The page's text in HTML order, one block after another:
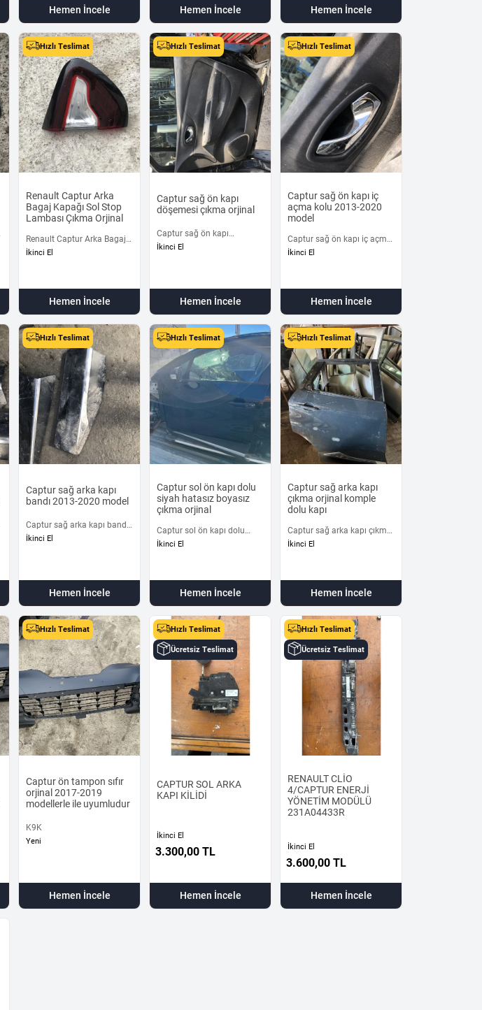
Hemen İncele Hemen İncele Hemen İncele
Hızlı Teslimat
Renault Captur Arka
Bagaj Kapağı Sol Stop
Lambası Çıkma Orjinal
Renault Captur Arka Bagaj
Kapağı Sol Stop Lambası
İkinci El
Hemen İncele
Hızlı Teslimat
Captur sağ ön kapı
döşemesi çıkma orjinal
Captur sağ ön kapı
döşemesi çıkma orjinal
İkinci El
Hemen İncele
Hızlı Teslimat
Captur sağ ön kapı iç
açma kolu 2013-2020
model
Captur sağ ön kapı iç açma
kolu 2013-2020 model
İkinci El
Hemen İncele
Hızlı Teslimat
Captur sağ arka kapı
bandı 2013-2020 model
Captur sağ arka kapı bandı
2013-2020 model
İkinci El
Hemen İncele
Hızlı Teslimat
Captur sol ön kapı dolu
siyah hatasız boyasız
çıkma orjinal
Captur sol ön kapı dolu
siyah hatasız boyasız çıkma
İkinci El
Hemen İncele
Hızlı Teslimat
Captur sağ arka kapı
çıkma orjinal komple
dolu kapı
Captur sağ arka kapı çıkma
orjinal komple dolu kapı
İkinci El
Hemen İncele
Hızlı Teslimat
Captur ön tampon sıfır
orjinal 2017-2019
modellerle ile uyumludur
K9K
Yeni
Hemen İncele
Hızlı Teslimat
Ücretsiz Teslimat
CAPTUR SOL ARKA
KAPI KİLİDİ
İkinci El
3.300,00 TL
Hemen İncele
Hızlı Teslimat
Ücretsiz Teslimat
RENAULT CLİO
4/CAPTUR ENERJİ
YÖNETİM MODÜLÜ
231A04433R
İkinci El
3.600,00 TL
Hemen İncele